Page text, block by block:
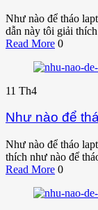
Như nào để tháo
dẫn này tôi giải
Read More 0
11 Th4
Như nào để
Như nào để tháo
thích như nào để
Read More 0